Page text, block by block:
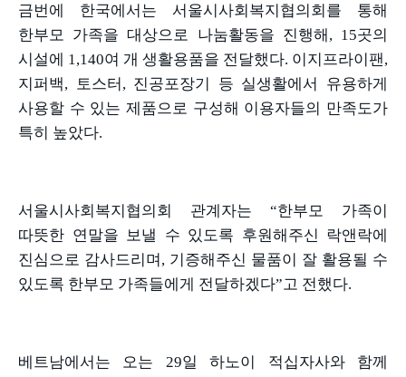
금번에 한국에서는 서울시사회복지협의회를 통해
한부모 가족을 대상으로 나눔활동을 진행해 , 15곳의
시설에 1,140여 개 생활용품을 전달했다. 이지프라이팬,
지퍼백, 토스터 , 진공포장기 등 실생활에서 유용하게
사용할 수 있는 제품으로 구성해 이용자들의 만족도가
특히 높았다.
서울시사회복지협의회 관계자는 “한부모 가족이
따뜻한 연말을 보낼 수 있도록 후원해주신 락앤락에
진심으로 감사드리며 , 기증해주신 물품이 잘 활용될 수
있도록 한부모 가족들에게 전달하겠다”고 전했다.
베트남에서는 오는 29일 하노이 적십자사와 함께